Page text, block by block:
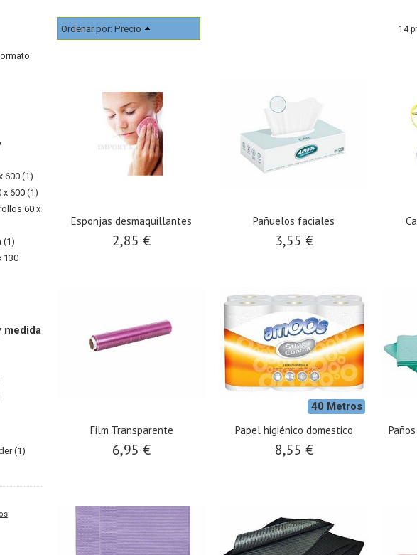
600 (1)
x 600 (1)
60 x
(1)
130
medida
(1)
Ordenar por: Precio 14
Esponjas desmaquillantes
2,85 €
Pañuelos faciales
3,55 €
Film Transparente
6,95 €
40 Metros
Papel higiénico domestico
8,55 €